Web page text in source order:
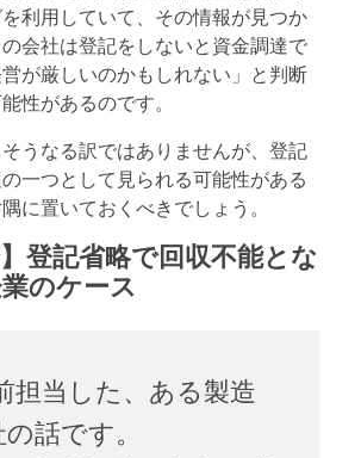
利用していて、その情報が見つか
会社は登記をしないと資金調達で
が厳しいのかもしれない」と判断
性があるのです。
うなる訳ではありませんが、登記
一つとして見られる可能性がある
に置いておくべきでしょう。
】登記省略で回収不能とな
のケース
担当した、ある製造
話です。